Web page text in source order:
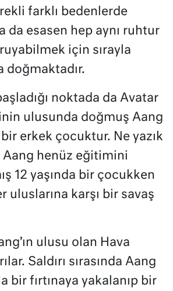
farklı bedenlerde
da esasen hep aynı ruhtur
için sırayla
doğmaktadır.
noktada da Avatar
ulusunda doğmuş Aang
erkek çocuktur. Ne yazık
Aang henüz eğitimini
12 yaşında bir çocukken
uluslarına karşı bir savaş
ulusu olan Hava
Saldırı sırasında Aang
bir fırtınaya yakalanıp bir